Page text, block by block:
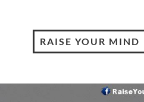
RAISE YOUR MIND